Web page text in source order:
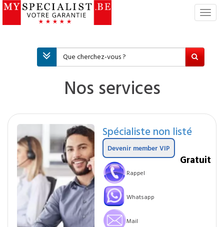
S
i
i
Nos services
Spécialiste non listé
Devenir member VIP
Rappel
Whatsapp
Mail
Gratuit